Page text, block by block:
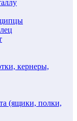
кернеры,
(ящики, полки,